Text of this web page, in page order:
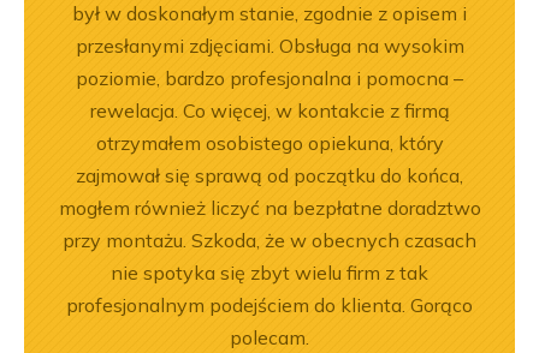
był w doskonałym stanie, zgodnie z opisem i
przesłanymi zdjęciami. Obsługa na wysokim
poziomie, bardzo profesjonalna i pomocna –
rewelacja. Co więcej, w kontakcie z firmą
otrzymałem osobistego opiekuna, który
zajmował się sprawą od początku do końca,
mogłem również liczyć na bezpłatne doradztwo
przy montażu. Szkoda, że w obecnych czasach
nie spotyka się zbyt wielu firm z tak
profesjonalnym podejściem do klienta. Gorąco
polecam.